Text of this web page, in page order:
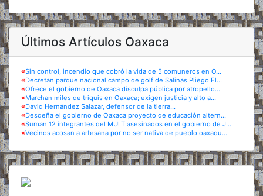
Últimos Artículos Oaxaca
※Sin control, incendio que cobró la vida de 5 comuneros en O...
※Decretan parque nacional campo de golf de Salinas Pliego El...
※Ofrece el gobierno de Oaxaca disculpa pública por atropello...
※Marchan miles de triquis en Oaxaca; exigen justicia y alto a...
※David Hernández Salazar, defensor de la tierra...
※Desdeña el gobierno de Oaxaca proyecto de educación altern...
※Suman 12 integrantes del MULT asesinados en el gobierno de J...
※Vecinos acosan a artesana por no ser nativa de pueblo oaxaqu...